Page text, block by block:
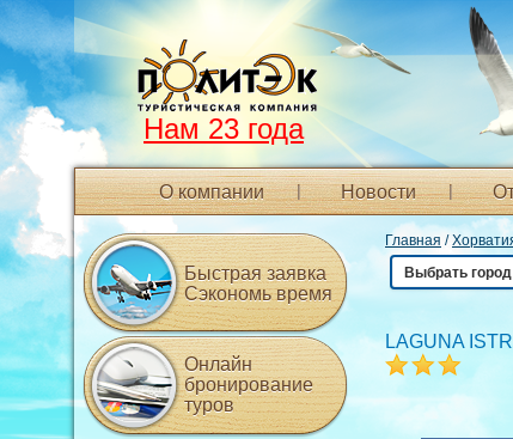
Нам 23 года
О компании Новости
Главная /
Выбрать город
LAGUNA
Быстрая заявка
Сэкономь время
Онлайн
бронирование
туров